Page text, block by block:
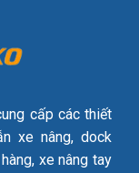
cấp các thiết
xe nâng, dock
xe nâng tay